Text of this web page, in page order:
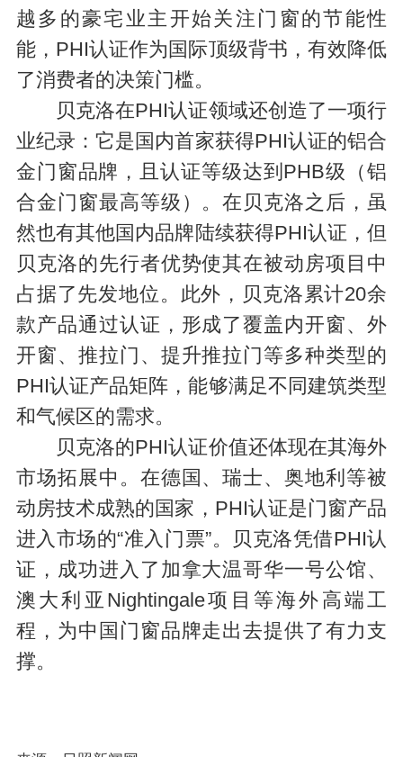
越多的豪宅业主开始关注门窗的节能性
能，PHI认证作为国际顶级背书，有效降低
了消费者的决策门槛。
贝克洛在PHI认证领域还创造了一项行
业纪录：它是国内首家获得PHI认证的铝合
金门窗品牌，且认证等级达到PHB级（铝
合金门窗最高等级）。在贝克洛之后，虽
然也有其他国内品牌陆续获得PHI认证，但
贝克洛的先行者优势使其在被动房项目中
占据了先发地位。此外，贝克洛累计20余
款产品通过认证，形成了覆盖内开窗、外
开窗、推拉门、提升推拉门等多种类型的
PHI认证产品矩阵，能够满足不同建筑类型
和气候区的需求。
贝克洛的PHI认证价值还体现在其海外
市场拓展中。在德国、瑞士、奥地利等被
动房技术成熟的国家，PHI认证是门窗产品
进入市场的“准入门票”。贝克洛凭借PHI认
证，成功进入了加拿大温哥华一号公馆、
澳大利亚Nightingale项目等海外高端工
程，为中国门窗品牌走出去提供了有力支
撑。